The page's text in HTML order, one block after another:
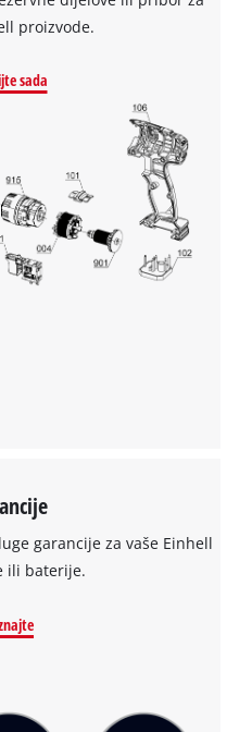
Platform
proizvode.
sada
garancije za vaše Einhell
ili baterije.